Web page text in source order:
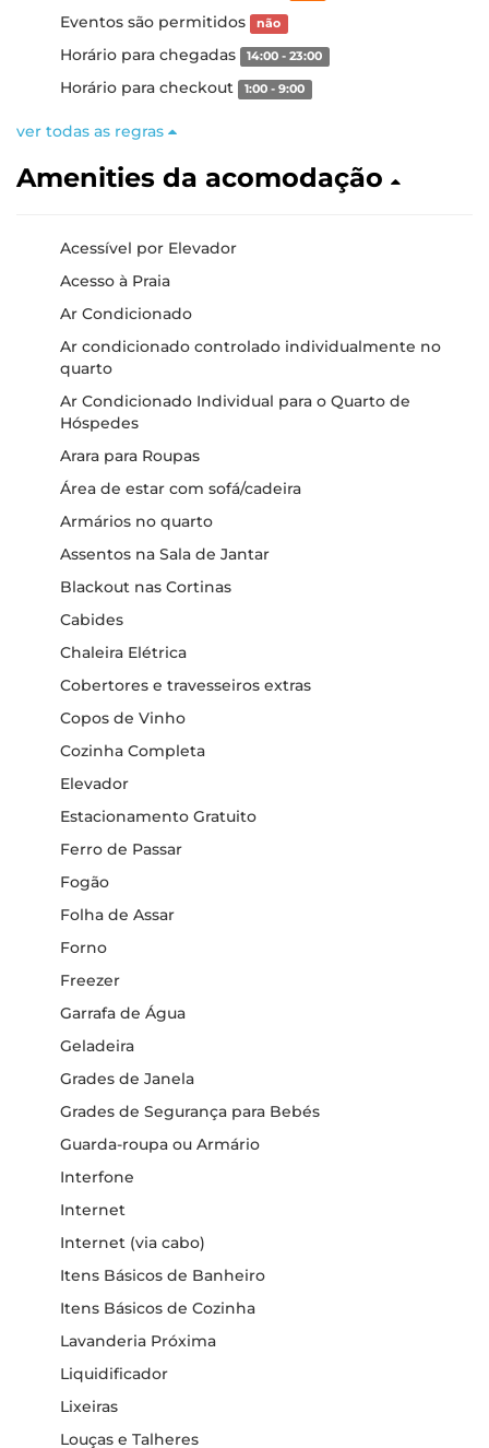
Eventos são permitidos não
Horário para chegadas 14:00 - 23:00
Horário para checkout 1:00 - 9:00
ver todas as regras
Amenities da acomodação
Acessível por Elevador
Acesso à Praia
Ar Condicionado
Ar condicionado controlado individualmente no
quarto
Ar Condicionado Individual para o Quarto de
Hóspedes
Arara para Roupas
Área de estar com sofá/cadeira
Armários no quarto
Assentos na Sala de Jantar
Blackout nas Cortinas
Cabides
Chaleira Elétrica
Cobertores e travesseiros extras
Copos de Vinho
Cozinha Completa
Elevador
Estacionamento Gratuito
Ferro de Passar
Fogão
Folha de Assar
Forno
Freezer
Garrafa de Água
Geladeira
Grades de Janela
Grades de Segurança para Bebés
Guarda-roupa ou Armário
Interfone
Internet
Internet (via cabo)
Itens Básicos de Banheiro
Itens Básicos de Cozinha
Lavanderia Próxima
Liquidificador
Lixeiras
Louças e Talheres